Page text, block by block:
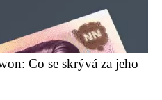
Co se skrývá za jeho